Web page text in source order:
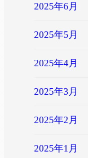
2025年6月
2025年5月
2025年4月
2025年3月
2025年2月
2025年1月